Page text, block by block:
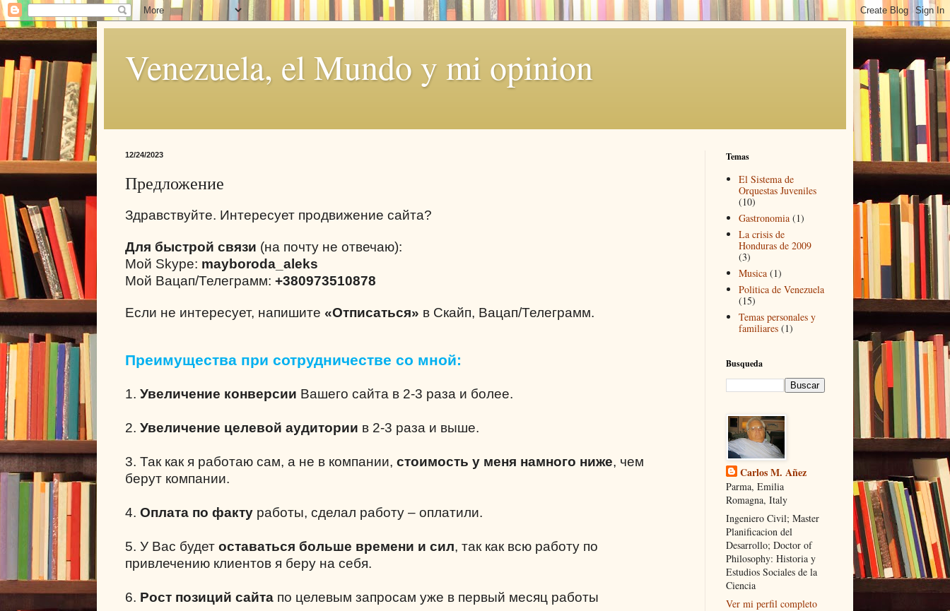
Venezuela, el Mundo y mi opinion
12/24/2023
Предложение
Здравствуйте. Интересует продвижение сайта?
Для быстрой связи (на почту не отвечаю):
Мой Skype: mayboroda_aleks
Мой Вацап/Телеграмм: +380973510878
Если не интересует, напишите «Отписаться» в Скайп, Вацап/Телеграмм.
Преимущества при сотрудничестве со мной:
1. Увеличение конверсии Вашего сайта в 2-3 раза и более.
2. Увеличение целевой аудитории в 2-3 раза и выше.
3. Так как я работаю сам, а не в компании, стоимость у меня намного ниже, чем
берут компании.
4. Оплата по факту работы, сделал работу – оплатили.
5. У Вас будет оставаться больше времени и сил, так как всю работу по
привлечению клиентов я беру на себя.
6. Рост позиций сайта по целевым запросам уже в первый месяц работы
Temas
El Sistema de
Orquestas Juveniles
(10)
Gastronomia (1)
La crisis de
Honduras de 2009
(3)
Musica (1)
Politica de Venezuela
(15)
Temas personales y
familiares (1)
Busqueda
Carlos M. Añez
Parma, Emilia
Romagna, Italy
Ingeniero Civil; Master
Planificacion del
Desarrollo; Doctor of
Philosophy: Historia y
Estudios Sociales de la
Ciencia
Ver mi perfil completo